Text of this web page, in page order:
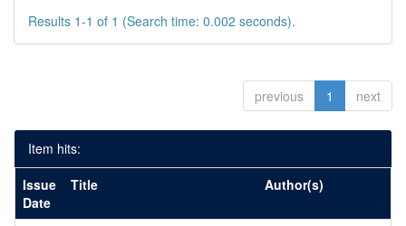
Results 1-1 of 1 (Search time: 0.002 seconds).
previous 1 next
Item hits:
Issue
Date
Title Author(s)